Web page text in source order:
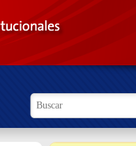
Formulario de búsqueda
Buscar